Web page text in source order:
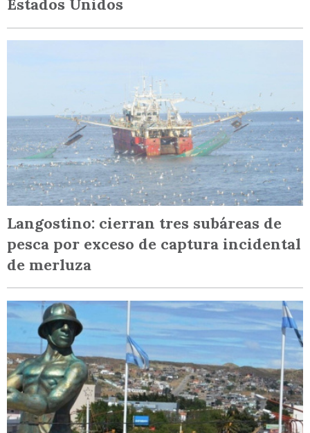
Estados Unidos
Langostino: cierran tres subáreas de
pesca por exceso de captura incidental
de merluza